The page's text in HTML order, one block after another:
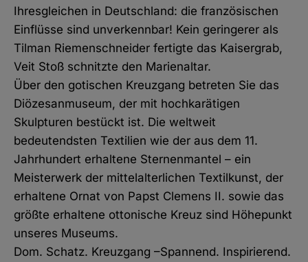
Ihresgleichen in Deutschland: die französischen
Einflüsse sind unverkennbar! Kein geringerer als
Tilman Riemenschneider fertigte das Kaisergrab,
Veit Stoß schnitzte den Marienaltar.
Über den gotischen Kreuzgang betreten Sie das
Diözesanmuseum, der mit hochkarätigen
Skulpturen bestückt ist. Die weltweit
bedeutendsten Textilien wie der aus dem 11.
Jahrhundert erhaltene Sternenmantel – ein
Meisterwerk der mittelalterlichen Textilkunst, der
erhaltene Ornat von Papst Clemens II. sowie das
größte erhaltene ottonische Kreuz sind Höhepunkt
unseres Museums.
Dom. Schatz. Kreuzgang –Spannend. Inspirierend.